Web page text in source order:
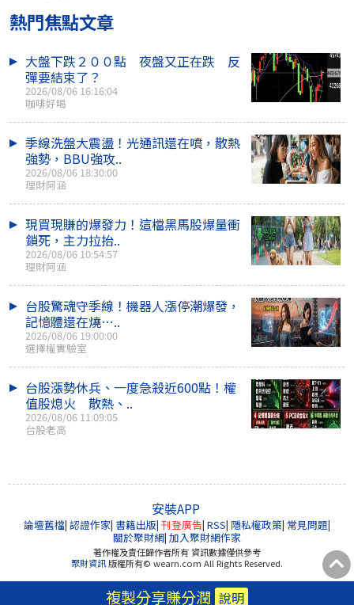
複製分享賺分潤 說明
熱門焦點文章
大盤下跌２００點 夜盤又正在跌 反
彈要結束了？
2026/08/06 16:16:04
咖啡好喝
季線洗盤大震盪！光通訊還在噴，散熱
強勢，BBU強攻..
2026/08/06 18:30:00
理財阿涵
現買現賺的爆發力！這檔黑馬股爆量衝
鎖死，主力拉抬..
2026/08/06 10:54:57
理財阿涵
台股驚魂守季線！機器人漲停潮爆發，
記憶體還在燒…..
2026/08/06 19:00:00
選擇權實驗室
台股漲勢休兵、一度急殺近600點！權
值股熄火 散熱、..
2026/08/06 11:09:05
台股老高
安裝APP
論壇舊檔| 認證作家| 書籍出版| 刊登廣告| RSS| 隱私權政策| 常見問題|
關於聚財網| 加入聚財網作家
著作權及責任歸作者所有 資訊數據僅供參考
聚財資訊版權所有© wearn.com All Rights Reserved.